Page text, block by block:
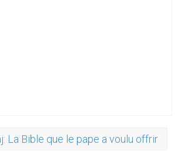
La Bible que le pape a voulu offrir